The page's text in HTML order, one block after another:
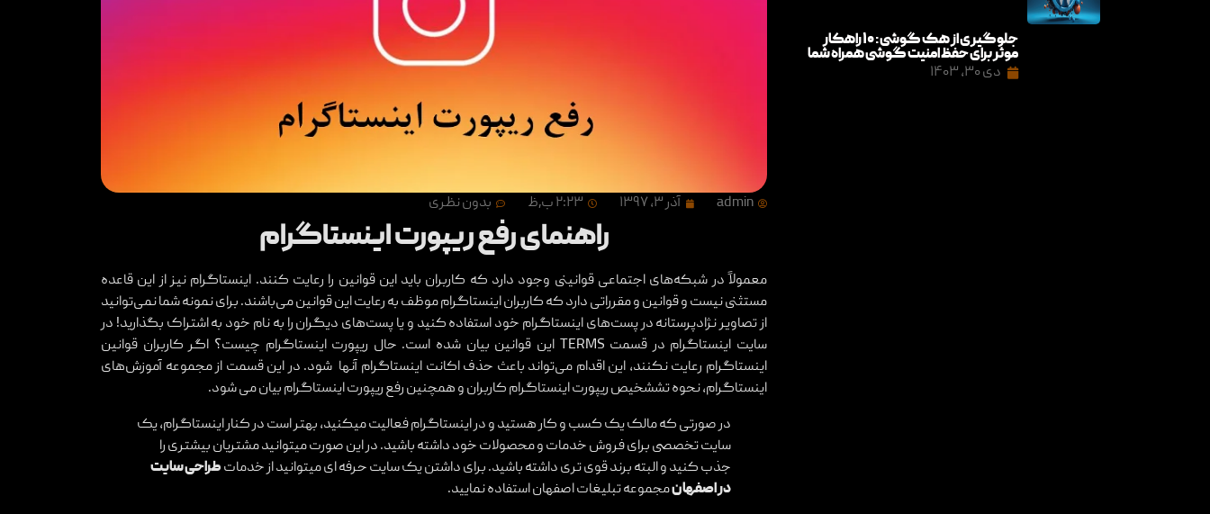
جلوگیری از هک گوشی: ۱۰ راهکار
موثر برای حفظ امنیت گوشی همراه شما
دی ۳۰, ۱۴۰۳
admin آذر ۳, ۱۳۹۷ ۲:۲۳ ب٫ظ بدون نظری
راهنمای رفع ریپورت اینستاگرام
معمولاً در شبکه‌های اجتماعی قوانینی وجود دارد که کاربران باید این قوانین را رعایت کنند. اینستاگرام نیز از این قاعده
مستثنی نیست و قوانین و مقرراتی دارد که کاربران اینستاگرام موظف به رعایت این قوانین می‌باشند. برای نمونه شما نمی‌توانید
از تصاویر نژادپرستانه در پست‌های اینستاگرام خود استفاده کنید و یا پست‌های دیگران را به نام خود به اشتراک بگذارید! در
سایت اینستاگرام در قسمت TERMS این قوانین بیان شده است. حال ریپورت اینستاگرام چیست؟ اگر کاربران قوانین
اینستاگرام رعایت نکنند، این اقدام می‌تواند باعث حذف اکانت اینستاگرام آنها شود. در این قسمت از مجموعه آموزش‌های
اینستاگرام، نحوه تششخیص ریپورت اینستاگرام کاربران و همچنین رفع ریپورت اینستاگرام بیان می‌ شود.
در صورتی که مالک یک کسب و کار هستید و در اینستاگرام فعالیت میکنید، بهتر است در کنار اینستاگرام، یک
سایت تخصصی برای فروش خدمات و محصولات خود داشته باشید. در این صورت میتوانید مشتریان بیشتری را
جذب کنید و البته برند قوی تری داشته باشید. برای داشتن یک سایت حرفه ای میتوانید از خدماتطراحی سایت
در اصفهانمجموعه تبلیغات اصفهان استفاده نمایید.